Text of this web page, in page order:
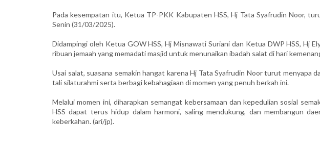
Pada kesempatan itu, Ketua TP-PKK Kabupaten HSS, Hj Tata Syafrudin Noor,
Senin (31/03/2025).
Didampingi oleh Ketua GOW HSS, Hj Misnawati Suriani dan Ketua DWP HSS, Hj
ribuan jemaah yang memadati masjid untuk menunaikan ibadah salat di hari
Usai salat, suasana semakin hangat karena Hj Tata Syafrudin Noor turut menyapa
tali silaturahmi serta berbagi kebahagiaan di momen yang penuh berkah ini.
Melalui momen ini, diharapkan semangat kebersamaan dan kepedulian sosial
HSS dapat terus hidup dalam harmoni, saling mendukung, dan membangun
keberkahan. (ari/jp).